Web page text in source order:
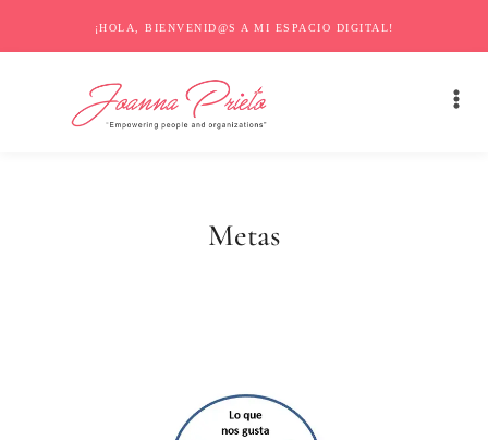
¡HOLA, BIENVENID@S A MI ESPACIO DIGITAL!
Metas